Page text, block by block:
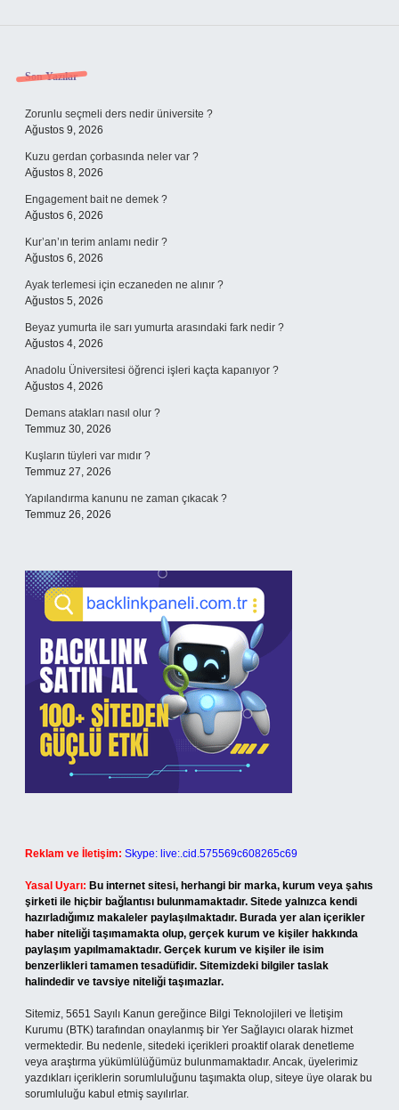
Sidebar
Son Yazılar
Zorunlu seçmeli ders nedir üniversite ?
Ağustos 9, 2026
Kuzu gerdan çorbasında neler var ?
Ağustos 8, 2026
Engagement bait ne demek ?
Ağustos 6, 2026
Kur’an’ın terim anlamı nedir ?
Ağustos 6, 2026
Ayak terlemesi için eczaneden ne alınır ?
Ağustos 5, 2026
Beyaz yumurta ile sarı yumurta arasındaki fark nedir ?
Ağustos 4, 2026
Anadolu Üniversitesi öğrenci işleri kaçta kapanıyor ?
Ağustos 4, 2026
Demans atakları nasıl olur ?
Temmuz 30, 2026
Kuşların tüyleri var mıdır ?
Temmuz 27, 2026
Yapılandırma kanunu ne zaman çıkacak ?
Temmuz 26, 2026
Reklam ve İletişim: Skype: live:.cid.575569c608265c69
Yasal Uyarı: Bu internet sitesi, herhangi bir marka, kurum veya şahıs
şirketi ile hiçbir bağlantısı bulunmamaktadır. Sitede yalnızca kendi
hazırladığımız makaleler paylaşılmaktadır. Burada yer alan içerikler
haber niteliği taşımamakta olup, gerçek kurum ve kişiler hakkında
paylaşım yapılmamaktadır. Gerçek kurum ve kişiler ile isim
benzerlikleri tamamen tesadüfidir. Sitemizdeki bilgiler taslak
halindedir ve tavsiye niteliği taşımazlar.
Sitemiz, 5651 Sayılı Kanun gereğince Bilgi Teknolojileri ve İletişim
Kurumu (BTK) tarafından onaylanmış bir Yer Sağlayıcı olarak hizmet
vermektedir. Bu nedenle, sitedeki içerikleri proaktif olarak denetleme
veya araştırma yükümlülüğümüz bulunmamaktadır. Ancak, üyelerimiz
yazdıkları içeriklerin sorumluluğunu taşımakta olup, siteye üye olarak bu
sorumluluğu kabul etmiş sayılırlar.